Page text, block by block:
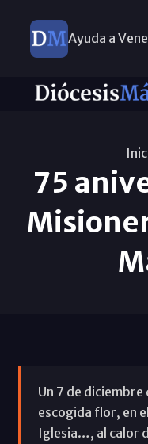
Ayuda a
75
Un 7 de
escogida flor, en
Iglesia…, al calor